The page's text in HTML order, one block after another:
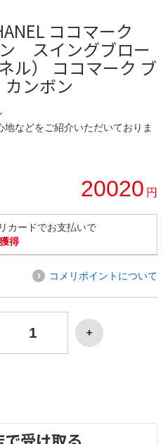
ココマーク
スイングブロー
ル） ココマーク ブ
カンボン
などをご紹介いただいておりま
20020 円
カードでお支払いで
得
コメリポイントについて